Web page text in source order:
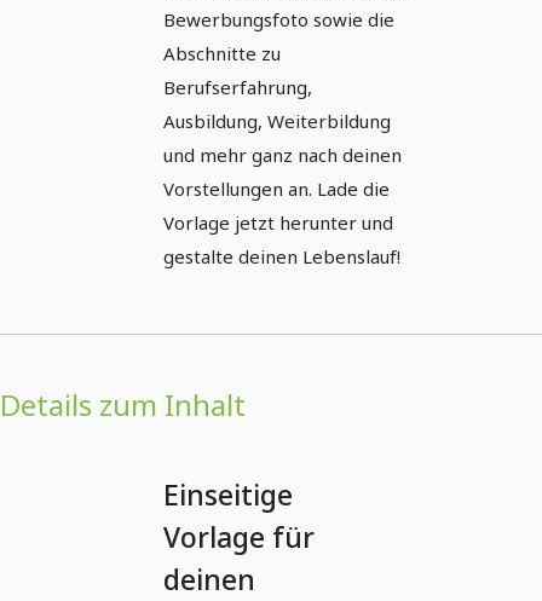
Bewerbungsfoto sowie die
Abschnitte zu
Berufserfahrung,
Ausbildung, Weiterbildung
und mehr ganz nach deinen
Vorstellungen an. Lade die
Vorlage jetzt herunter und
gestalte deinen Lebenslauf!
Details zum Inhalt
Einseitige
Vorlage für
deinen